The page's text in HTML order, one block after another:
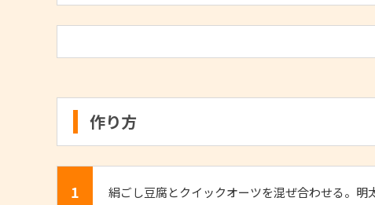
作り方
1 絹ごし豆腐とクイックオーツを混ぜ合わせる。明